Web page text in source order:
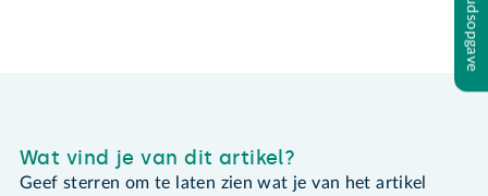
Wat vind je van dit artikel?
Geef sterren om te laten zien wat je van het artikel